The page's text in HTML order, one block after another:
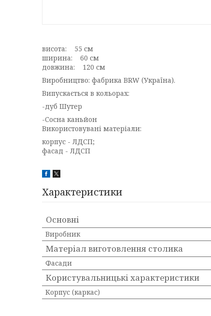
висота: 55 см
ширина: 60 см
довжина: 120 см
Виробництво: фабрика BRW (Україна).
Випускається в кольорах:
-дуб Шутер
-Сосна каньйон
Використовувані матеріали:
корпус - ЛДСП;
фасад - ЛДСП
Характеристики
Основні
Виробник
Матеріал виготовлення столика
Фасади
Користувальницькі характеристики
Корпус (каркас)